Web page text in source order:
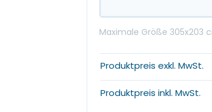
Maximale Größe 305x203
Produktpreis exkl. MwSt.
Produktpreis inkl. MwSt.